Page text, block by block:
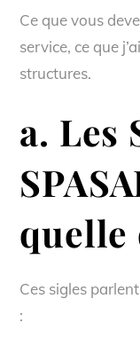
Ce que vous
service, ce que
structures.
a. Les
quelle
Ces sigles
: